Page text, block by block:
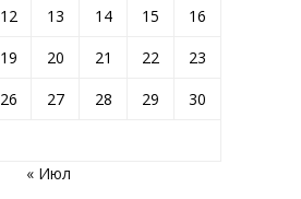
12 13 14 15
16
19 20 21 22
23
26 27 28 29
30
« Июл